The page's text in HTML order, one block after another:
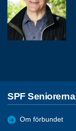
SPF Seniorerna
Om förbundet